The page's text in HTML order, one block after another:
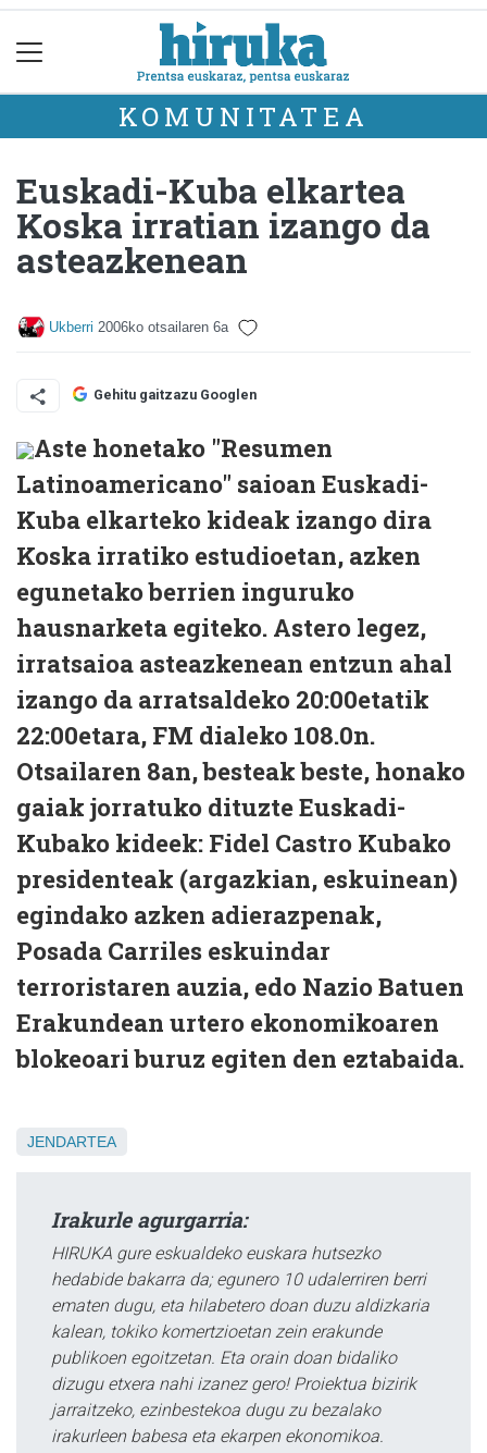
KOMUNITATEA
Euskadi-Kuba elkartea
Koska irratian izango da
asteazkenean
Ukberri 2006ko otsailaren 6a
Gehitu gaitzazu Googlen
Aste honetako "Resumen
Latinoamericano" saioan Euskadi-
Kuba elkarteko kideak izango dira
Koska irratiko estudioetan, azken
egunetako berrien inguruko
hausnarketa egiteko. Astero legez,
irratsaioa asteazkenean entzun ahal
izango da arratsaldeko 20:00etatik
22:00etara, FM dialeko 108.0n.
Otsailaren 8an, besteak beste, honako
gaiak jorratuko dituzte Euskadi-
Kubako kideek: Fidel Castro Kubako
presidenteak (argazkian, eskuinean)
egindako azken adierazpenak,
Posada Carriles eskuindar
terroristaren auzia, edo Nazio Batuen
Erakundean urtero ekonomikoaren
blokeoari buruz egiten den eztabaida.
JENDARTEA
Irakurle agurgarria:
HIRUKA gure eskualdeko euskara hutsezko
hedabide bakarra da; egunero 10 udalerriren berri
ematen dugu, eta hilabetero doan duzu aldizkaria
kalean, tokiko komertzioetan zein erakunde
publikoen egoitzetan. Eta orain doan bidaliko
dizugu etxera nahi izanez gero! Proiektua bizirik
jarraitzeko, ezinbestekoa dugu zu bezalako
irakurleen babesa eta ekarpen ekonomikoa.